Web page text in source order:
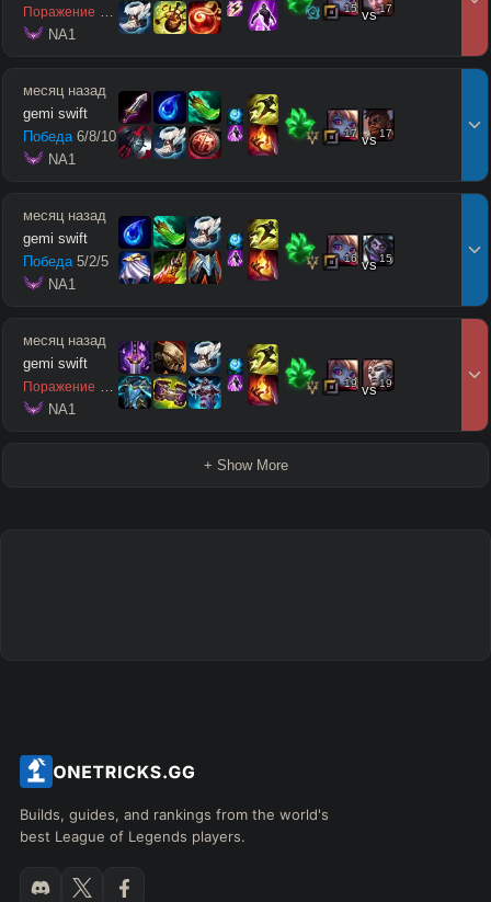
Поражение
5
NA1
15 vs17
месяц назад
gemi swift
Победа 6/8/10
NA1
17 vs17
месяц назад
gemi swift
Победа 5/2/5
NA1
16 vs15
месяц назад
gemi swift
Поражение 7/3
NA1
19 vs19
+ Show More
Builds, guides, and rankings from the world's
best League of Legends players.